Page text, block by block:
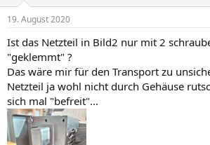
19. August 2020
Ist das Netzteil in Bild2 nur mit 2
"geklemmt" ?
Das wäre mir für den Transport zu
Netzteil ja wohl nicht durch Gehäuse
sich mal "befreit"...